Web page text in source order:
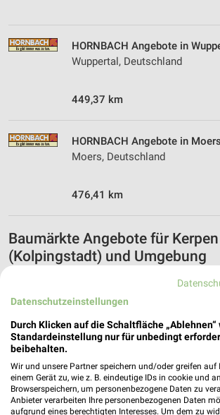
HORNBACH Angebote in
Wuppertal, Deutschland
449,37 km
HORNBACH Angebote in Moers
Moers, Deutschland
476,41 km
Baumärkte Angebote für Kerpen
(Kolpingstadt) und Umgebung
Datenschutzeinstellungen
Durch Klicken auf die Schaltfläche „Ablehnen“
Standardeinstellung nur für unbedingt
beibehalten.
Wir und unsere Partner speichern und/oder greifen
einem Gerät zu, wie z. B. eindeutige IDs in cookie und
Browserspeichern, um personenbezogene Daten zu
Anbieter verarbeiten Ihre personenbezogenen Daten
aufgrund eines berechtigten Interesses. Um dem zu